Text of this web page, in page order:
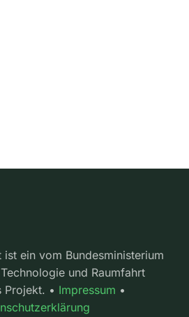
ein vom Bundesministerium
und Raumfahrt
Projekt. • Impressum •